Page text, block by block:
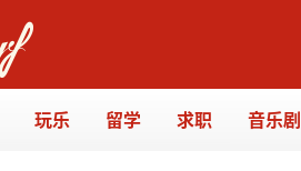
玩乐 留学 求职 音乐剧